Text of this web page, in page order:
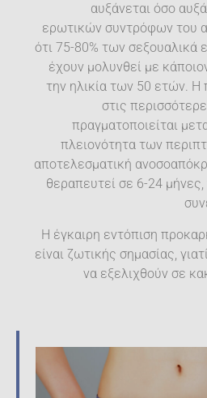
αυξάνεται όσο
ερωτικών συντρόφων του
ότι 75-80% των σεξουαλικά
έχουν μολυνθεί με
την ηλικία των 50 ετών. Η
στις
πραγματοποιείται
πλειονότητα των
αποτελεσματική
θεραπευτεί σε 6-24
H έγκαιρη εντόπιση
είναι ζωτικής σημασίας,
να εξελιχθούν σε
γραμμή επικοινωνίας
210 940
γραμμή επικοινωνίας
προσωπικό σου
210 940